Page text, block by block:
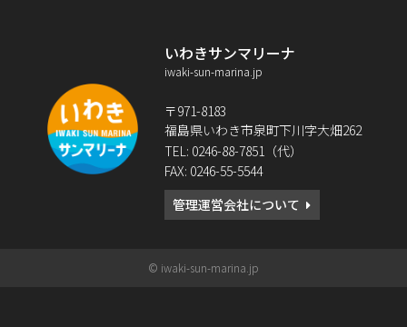
2023年2月
2022年12月
いわきサンマリーナ
iwaki-sun-marina.jp
〒971-8183
福島県いわき市泉町下川字大畑262
TEL: 0246-88-7851（代）
FAX: 0246-55-5544
管理運営会社について
© iwaki-sun-marina.jp